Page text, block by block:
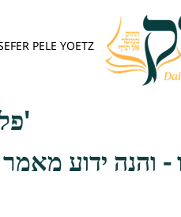
PELE YOETZ
פלא יועץ - אות ג'
והנה ידוע מאמר